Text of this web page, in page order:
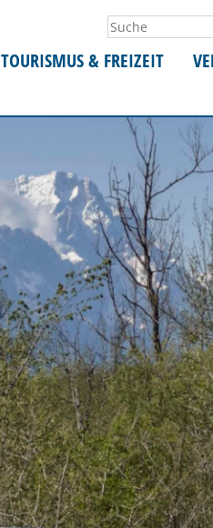
TOURISMUS & FREIZEIT